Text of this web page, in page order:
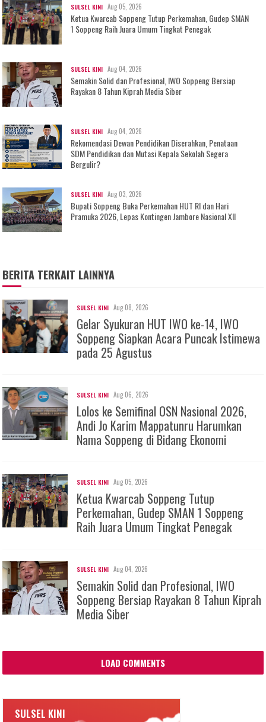
SULSEL KINI Aug 05, 2026
Ketua Kwarcab Soppeng Tutup Perkemahan, Gudep SMAN
1 Soppeng Raih Juara Umum Tingkat Penegak
SULSEL KINI Aug 04, 2026
Semakin Solid dan Profesional, IWO Soppeng Bersiap
Rayakan 8 Tahun Kiprah Media Siber
SULSEL KINI Aug 04, 2026
Rekomendasi Dewan Pendidikan Diserahkan, Penataan
SDM Pendidikan dan Mutasi Kepala Sekolah Segera
Bergulir?
SULSEL KINI Aug 03, 2026
Bupati Soppeng Buka Perkemahan HUT RI dan Hari
Pramuka 2026, Lepas Kontingen Jambore Nasional XII
BERITA TERKAIT LAINNYA
SULSEL KINI Aug 08, 2026
Gelar Syukuran HUT IWO ke-14, IWO
Soppeng Siapkan Acara Puncak Istimewa
pada 25 Agustus
SULSEL KINI Aug 06, 2026
Lolos ke Semifinal OSN Nasional 2026,
Andi Jo Karim Mappatunru Harumkan
Nama Soppeng di Bidang Ekonomi
SULSEL KINI Aug 05, 2026
Ketua Kwarcab Soppeng Tutup
Perkemahan, Gudep SMAN 1 Soppeng
Raih Juara Umum Tingkat Penegak
SULSEL KINI Aug 04, 2026
Semakin Solid dan Profesional, IWO
Soppeng Bersiap Rayakan 8 Tahun Kiprah
Media Siber
LOAD COMMENTS
SULSEL KINI